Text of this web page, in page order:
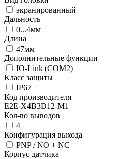
экранированный
Дальность
0...4мм
Длина
47мм
Дополнительные функции
IO-Link (COM2)
Класс защиты
IP67
Код производителя
E2E-X4B3D12-M1
Кол-во выводов
4
Конфигурация выхода
PNP / NO + NC
Корпус датчика